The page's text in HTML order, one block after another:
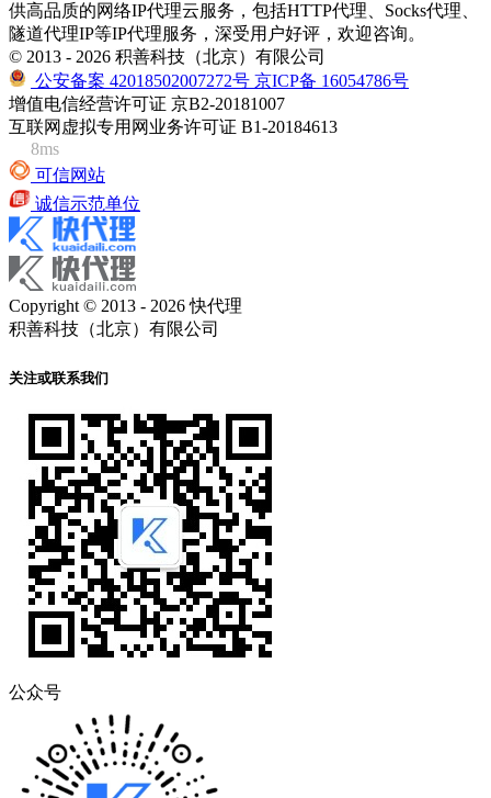
供高品质的网络IP代理云服务，包括HTTP代理、Socks代理、
隧道代理IP等IP代理服务，深受用户好评，欢迎咨询。
© 2013 - 2026 积善科技（北京）有限公司
公安备案 42018502007272号 京ICP备 16054786号
增值电信经营许可证 京B2-20181007
互联网虚拟专用网业务许可证 B1-20184613
8ms
可信网站
诚信示范单位
Copyright © 2013 - 2026 快代理
积善科技（北京）有限公司
关注或联系我们
公众号